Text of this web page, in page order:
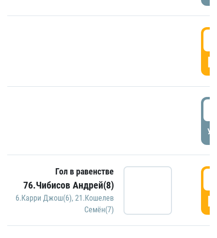
Гол в равенстве
76.Чибисов Андрей(8)
6.Карри Джош(6), 21.Кошелев
Семён(7)